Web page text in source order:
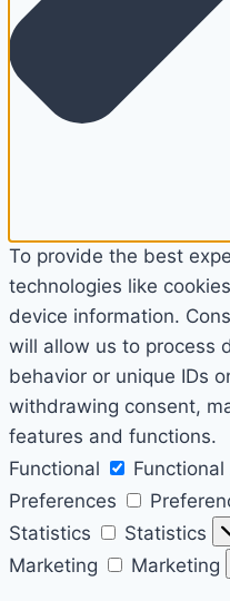
To provide the best
technologies like
device information.
will allow us to process
behavior or unique IDs
withdrawing consent,
features and functions.
Functional
Functional
Preferences
Statistics
Statistics
Marketing
Marketing